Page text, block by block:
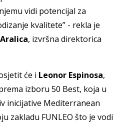
vidi potencijal za
kvalitete” - rekla je
, izvršna direktorica
će i Leonor Espinosa,
izboru 50 Best, koja u
inicijative Mediterranean
zakladu FUNLEO što je vodi